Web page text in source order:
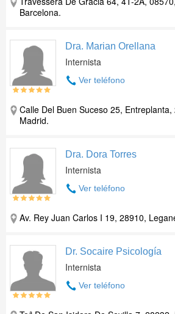
Barcelona.
Dra. Marian Orellana
Internista
Ver teléfono
Calle Del Buen Suceso 25,
Madrid.
Dra. Dora Torres
Internista
Ver teléfono
Av. Rey Juan Carlos I 19, 28910,
Dr. Socaire Psicología
Internista
Ver teléfono